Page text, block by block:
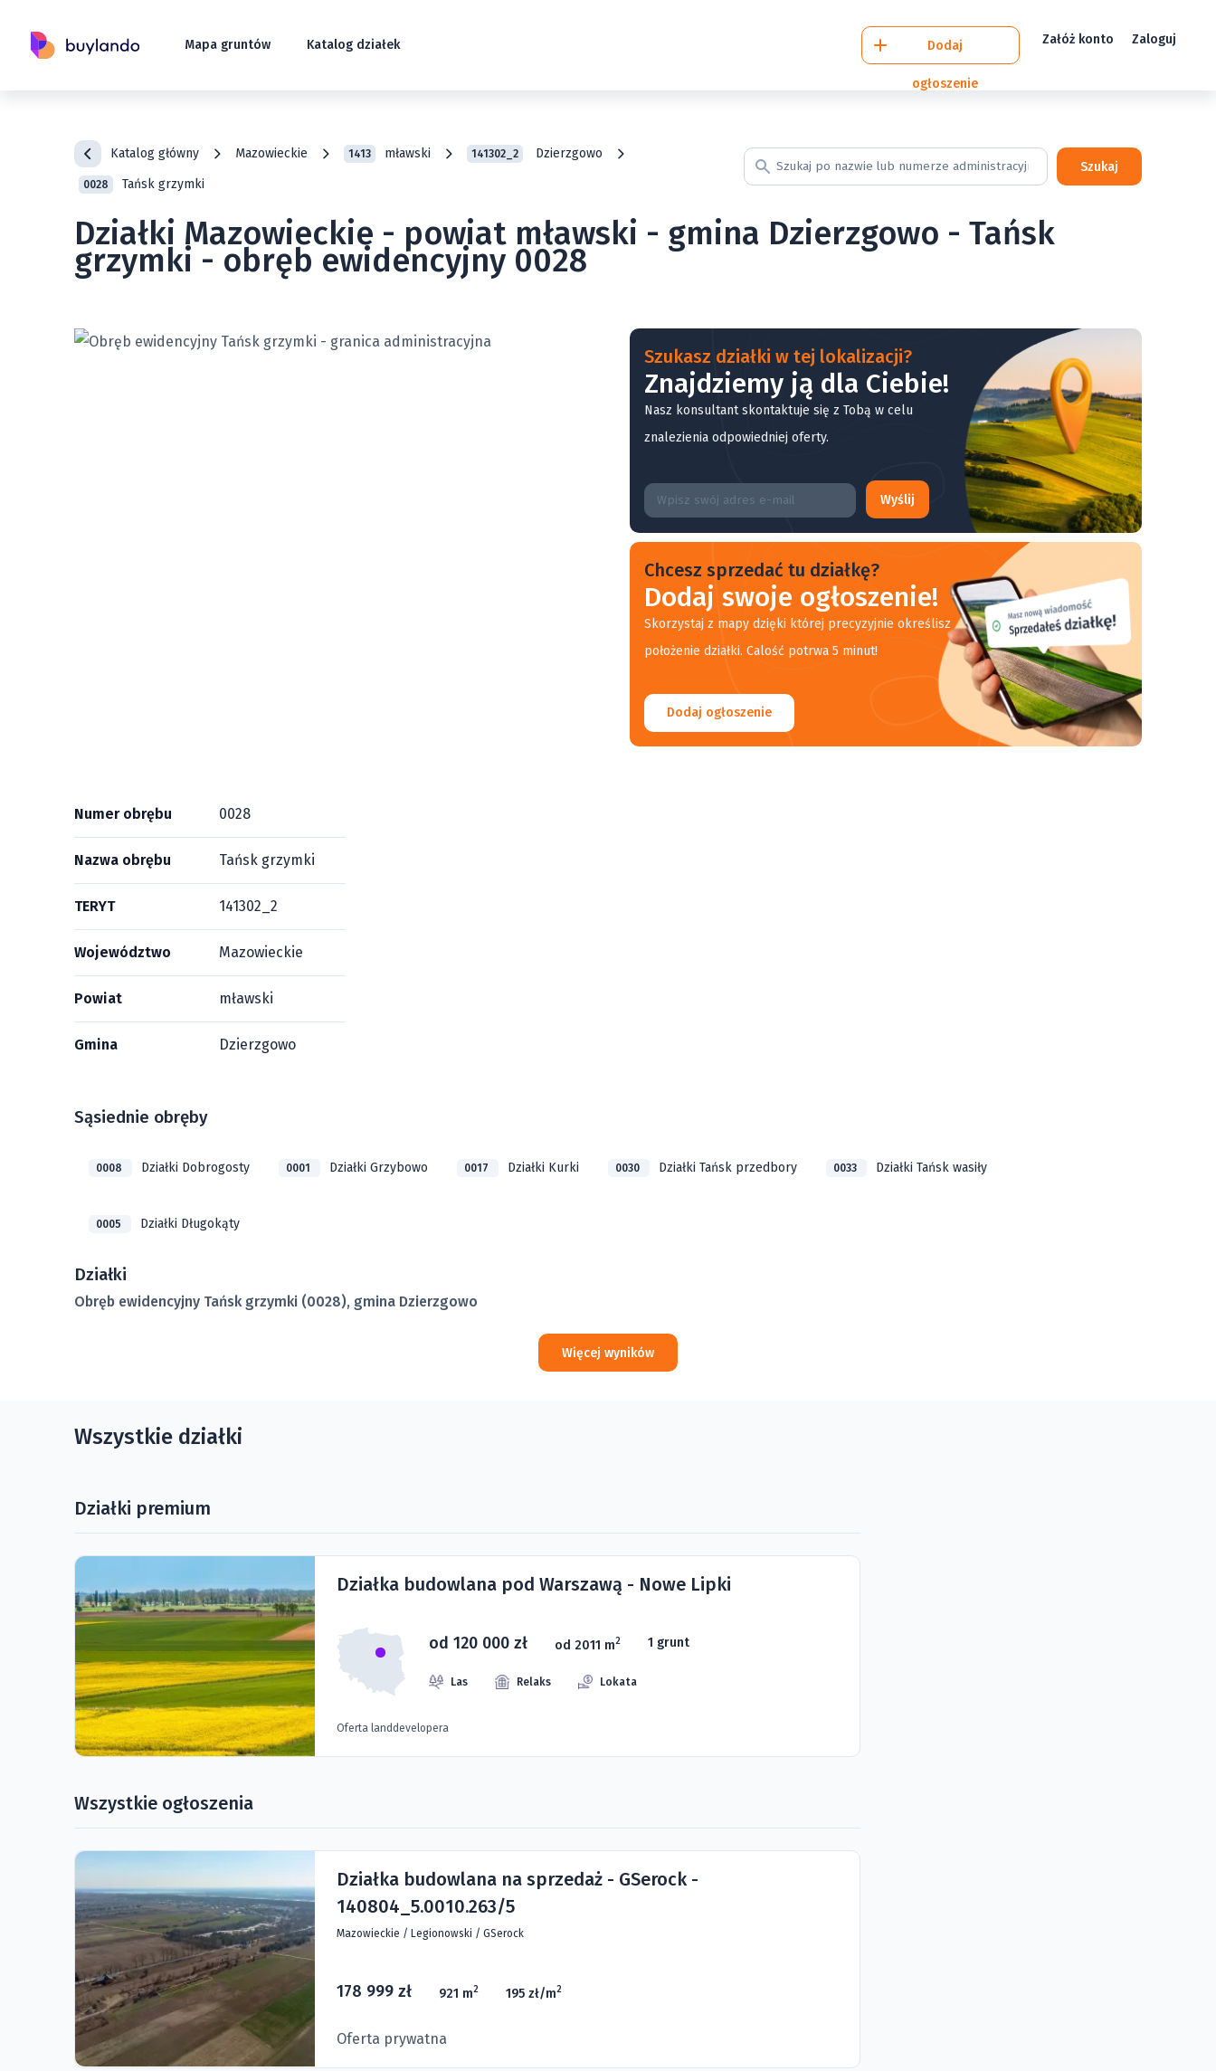
Mapa gruntów Katalog działek Dodaj
ogłoszenie
Załóż konto Zaloguj
Katalog główny Mazowieckie 1413 mławski 141302_2 Dzierzgowo
0028 Tańsk grzymki
Szukaj
Działki Mazowieckie - powiat mławski - gmina Dzierzgowo - Tańsk
grzymki - obręb ewidencyjny 0028
Szukasz działki w tej lokalizacji?
Znajdziemy ją dla Ciebie!
Nasz konsultant skontaktuje się z Tobą w celu
znalezienia odpowiedniej oferty.
Wyślij
Chcesz sprzedać tu działkę?
Dodaj swoje ogłoszenie!
Skorzystaj z mapy dzięki której precyzyjnie określisz
położenie działki. Calość potrwa 5 minut!
Dodaj ogłoszenie
Numer obrębu 0028
Nazwa obrębu Tańsk grzymki
TERYT 141302_2
Województwo Mazowieckie
Powiat mławski
Gmina Dzierzgowo
Sąsiednie obręby
0008 Działki Dobrogosty 0001 Działki Grzybowo 0017 Działki Kurki 0030 Działki Tańsk przedbory 0033 Działki Tańsk wasiły
0005 Działki Długokąty
Działki
Obręb ewidencyjny Tańsk grzymki (0028), gmina Dzierzgowo
Więcej wyników
Wszystkie działki
Działki premium
Działka budowlana pod Warszawą - Nowe Lipki
od 120 000 zł od 2011 m2 1 grunt
Las Relaks Lokata
Oferta landdevelopera
Wszystkie ogłoszenia
Działka budowlana na sprzedaż - GSerock -
140804_5.0010.263/5
Mazowieckie / Legionowski / GSerock
178 999 zł 921 m2 195 zł/m2
Oferta prywatna